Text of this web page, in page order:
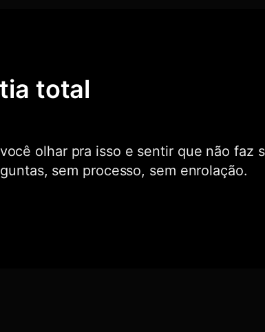
total
olhar pra isso e sentir que não faz
sem processo, sem enrolação.